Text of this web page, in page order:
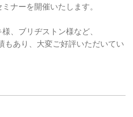
ナーを開催いたします。
、ブリヂストン様など、
もあり、大変ご好評いただいてい